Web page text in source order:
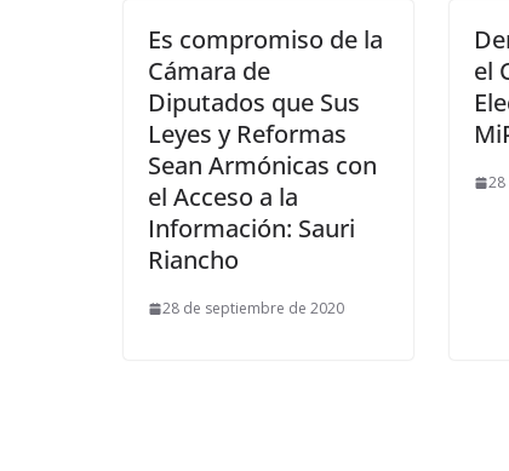
Es compromiso de la
Cámara de
Diputados que Sus
Leyes y Reformas
Sean Armónicas con
el Acceso a la
Información: Sauri
Riancho
28 de septiembre de 2020
el